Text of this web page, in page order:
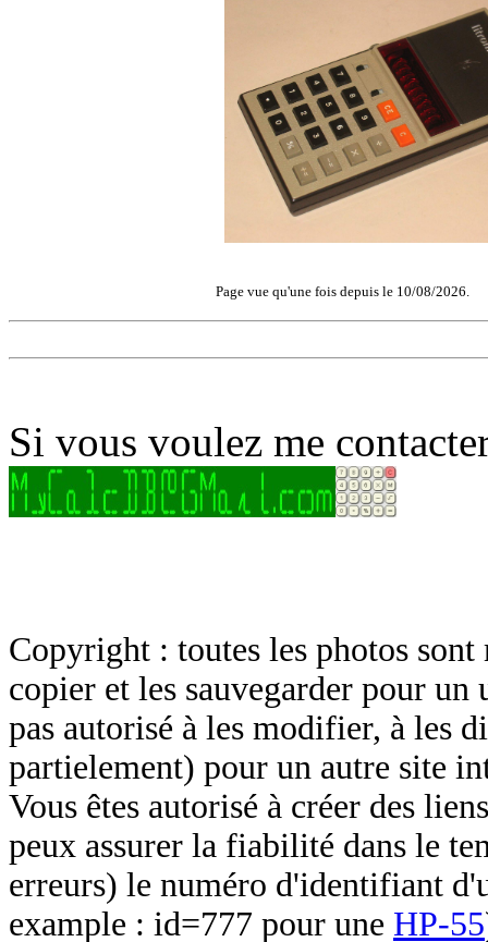
Page vue qu'une fois depuis le 10/08/2026.
Si vous voulez me
Copyright : toutes les photos sont
copier et les sauvegarder pour un
pas autorisé à les modifier, à les
partielement) pour un autre site
Vous êtes autorisé à créer des
peux assurer la fiabilité dans le
erreurs) le numéro d'identifiant
example : id=777 pour une HP-55